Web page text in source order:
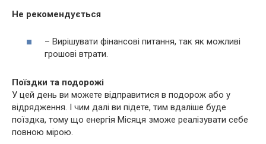
Не рекомендується
– Вирішувати фінансові питання, так як можливі
грошові втрати.
Поїздки та подорожі
У цей день ви можете відправитися в подорож або у
відрядження. І чим далі ви підете, тим вдаліше буде
поїздка, тому що енергія Місяця зможе реалізувати себе
повною мірою.